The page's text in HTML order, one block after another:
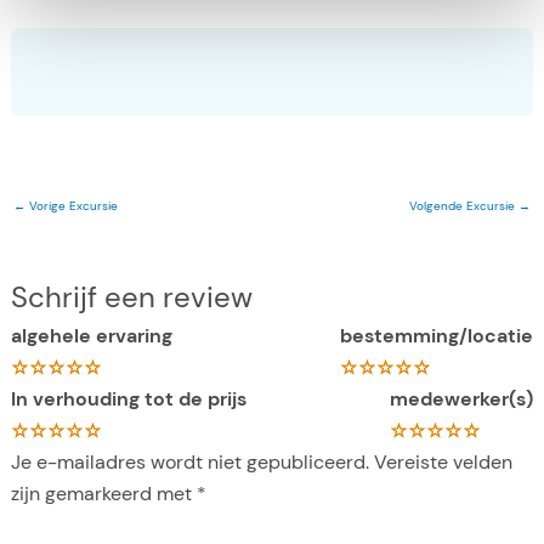
← Vorige Excursie Volgende Excursie →
Schrijf een review
algehele ervaring bestemming/locatie
In verhouding tot de prijs medewerker(s)
Je e-mailadres wordt niet gepubliceerd. Vereiste velden
zijn gemarkeerd met *